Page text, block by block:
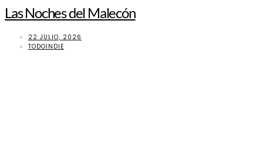
Las Noches del Malecón
22 JULIO, 2026
TODOINDIE